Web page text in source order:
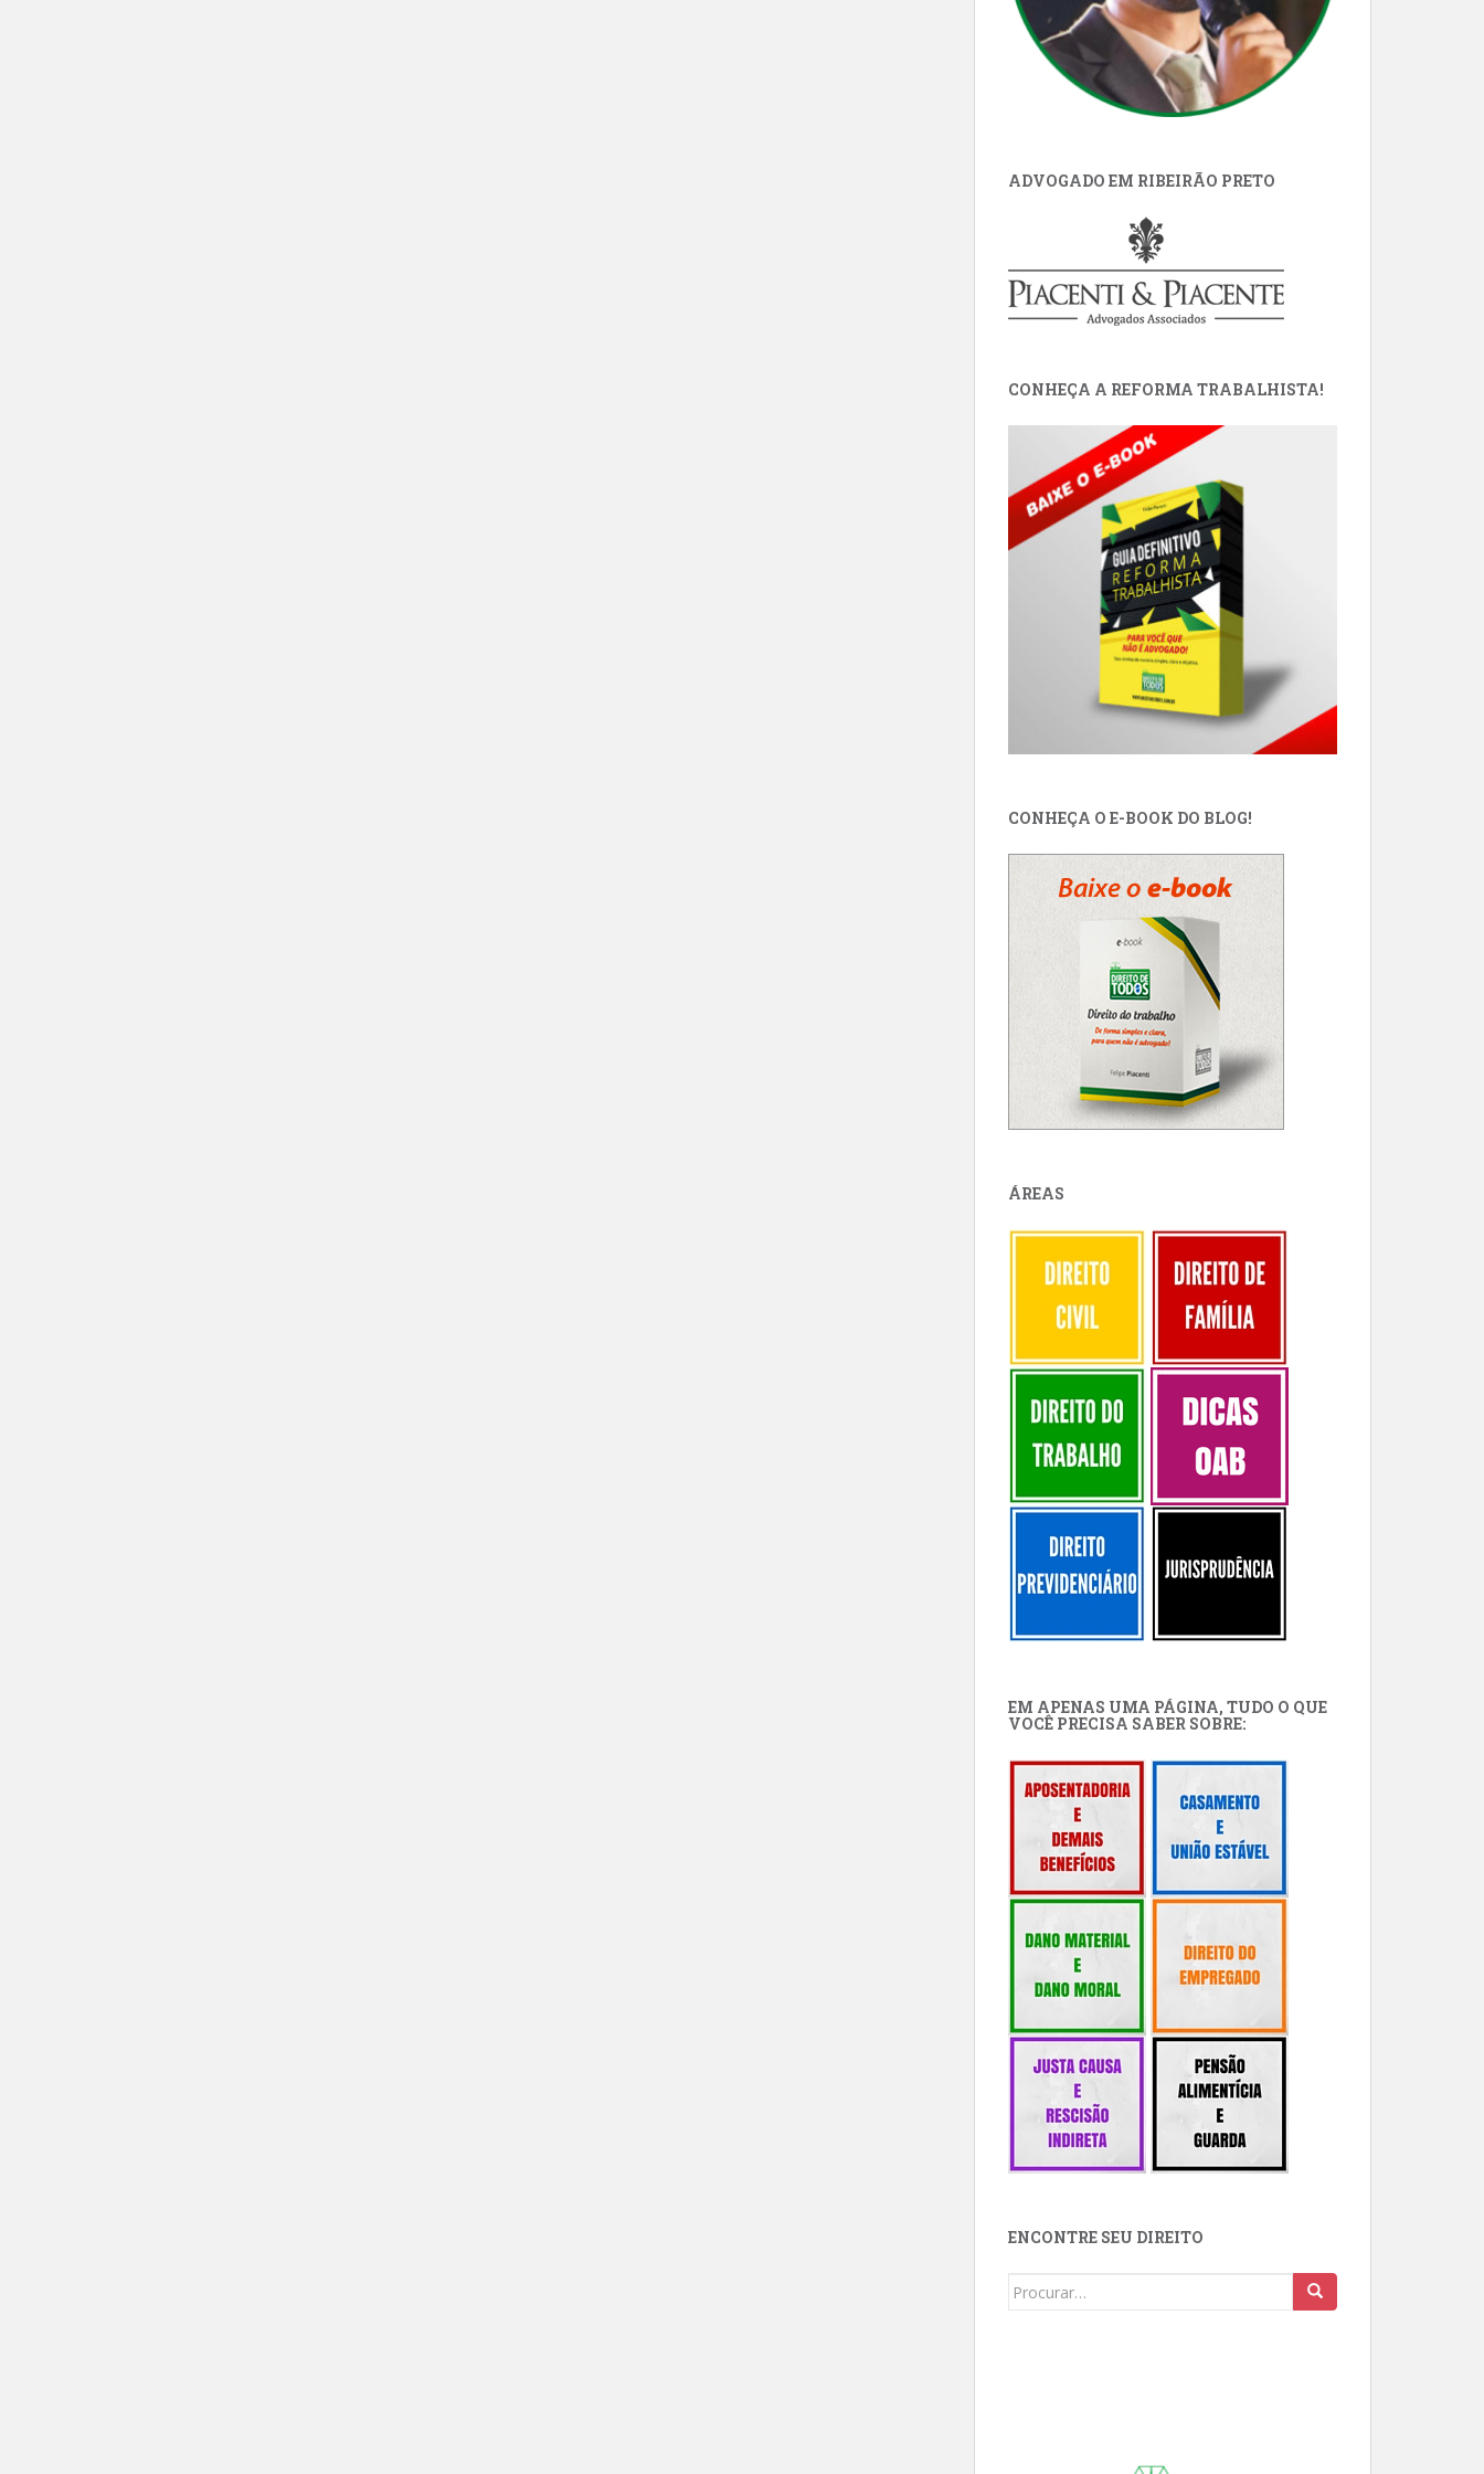
ADVOGADO EM RIBEIRÃO PRETO
CONHEÇA A REFORMA TRABALHISTA!
CONHEÇA O E-BOOK DO BLOG!
ÁREAS
EM APENAS UMA PÁGINA, TUDO O QUE
VOCÊ PRECISA SABER SOBRE:
ENCONTRE SEU DIREITO
Buscar: